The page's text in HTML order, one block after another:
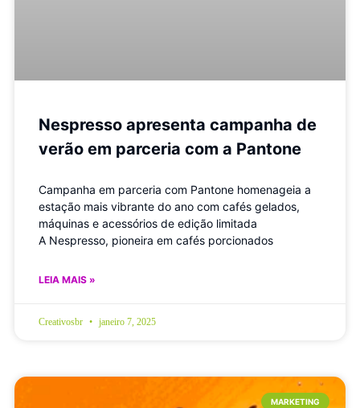
Nespresso apresenta campanha de
verão em parceria com a Pantone
Campanha em parceria com Pantone homenageia a
estação mais vibrante do ano com cafés gelados,
máquinas e acessórios de edição limitada
A Nespresso, pioneira em cafés porcionados
LEIA MAIS »
Creativosbr janeiro 7, 2025
MARKETING